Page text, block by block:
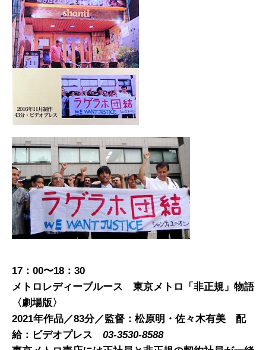
17 ： 00〜18 ： 30
メトロレディーブルース 東京メトロ「非正規 」物語
〈劇場版〉
2021年作品／83分／監督： 松原明・佐々木有美 配
給：ビデオプレス 03-3530-8588